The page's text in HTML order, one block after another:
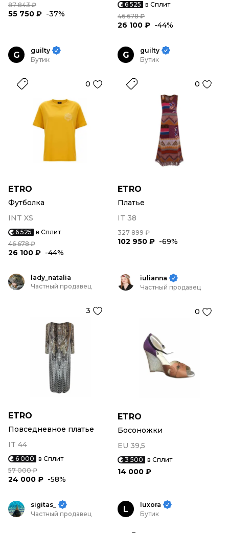
87 843 ₽
55 750 ₽ -37%
6 525 в Сплит
46 678 ₽
26 100 ₽ -44%
G
guilty
Бутик
0
ETRO
Футболка
INT XS
6 525 в Сплит
46 678 ₽
26 100 ₽ -44%
G
guilty
Бутик
0
ETRO
Платье
IT 38
327 899 ₽
102 950 ₽ -69%
lady_natalia
Частный продавец
3
ETRO
Повседневное платье
IT 44
6 000 в Сплит
57 000 ₽
24 000 ₽ -58%
iulianna
Частный продавец
0
ETRO
Босоножки
EU 39,5
3 500 в Сплит
14 000 ₽
sigitas_
Частный продавец
L
luxora
Бутик